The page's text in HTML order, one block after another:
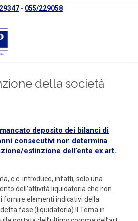
- 055/229058
della società
deposito dei bilanci di
consecutivi non determina
estinzione dell’ente ex art.
c.c. introduce, infatti, solo una
dell’attività liquidatoria che non
fornire elementi indicativi della
fase (liquidatoria) Il Tema in